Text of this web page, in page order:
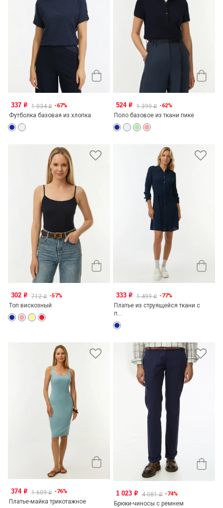
337 o 1 034o -67%
Футболка базовая из хлопка
524 o 1 399o -62%
Поло базовое из ткани пике
302 o 712o -57%
Топ вискозный
333 o 1 499o -77%
Платье из струящейся ткани с
п...
374 o 1 609o -76%
Платье-майка трикотажное
1 023 o 4 081o -74%
Брюки-чиносы с ремнем